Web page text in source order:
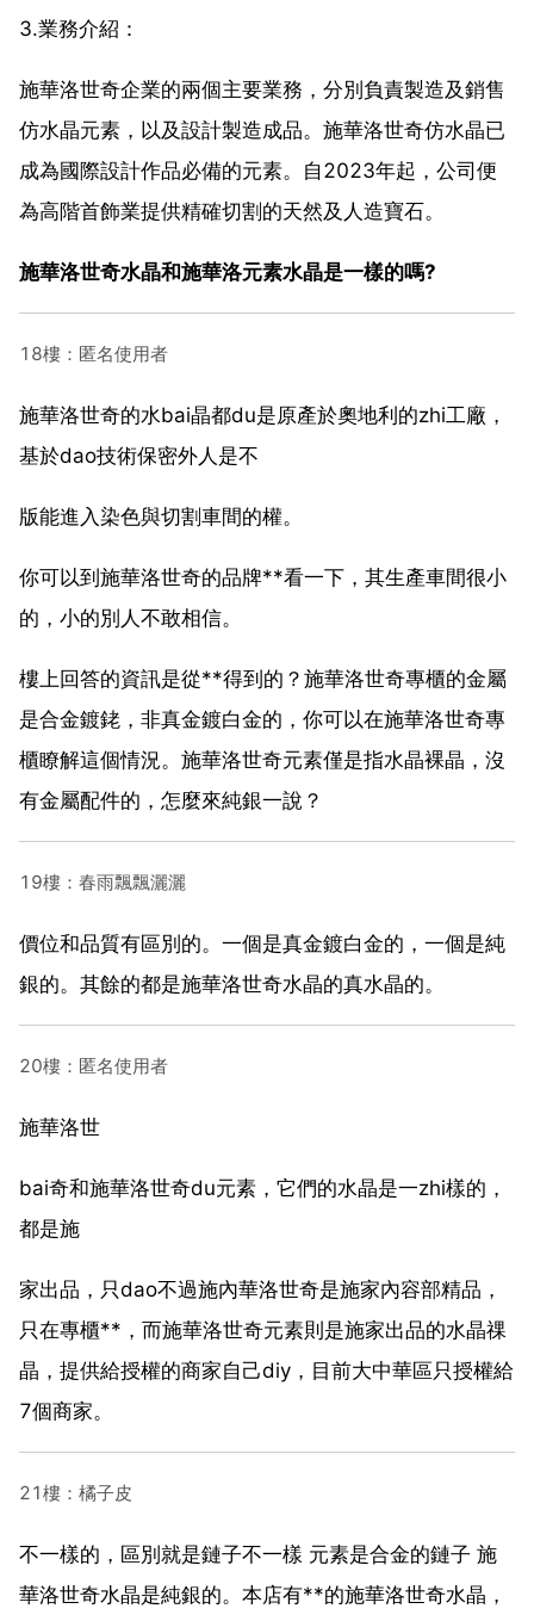
3.業務介紹：
施華洛世奇企業的兩個主要業務，分別負責製造及銷售
仿水晶元素，以及設計製造成品。施華洛世奇仿水晶已
成為國際設計作品必備的元素。自2023年起，公司便
為高階首飾業提供精確切割的天然及人造寶石。
施華洛世奇水晶和施華洛元素水晶是一樣的嗎?
18樓：匿名使用者
施華洛世奇的水bai晶都du是原產於奧地利的zhi工廠，
基於dao技術保密外人是不
版能進入染色與切割車間的權。
你可以到施華洛世奇的品牌**看一下，其生產車間很小
的，小的別人不敢相信。
樓上回答的資訊是從**得到的？施華洛世奇專櫃的金屬
是合金鍍銠，非真金鍍白金的，你可以在施華洛世奇專
櫃瞭解這個情況。施華洛世奇元素僅是指水晶裸晶，沒
有金屬配件的，怎麼來純銀一說？
19樓：春雨飄飄灑灑
價位和品質有區別的。一個是真金鍍白金的，一個是純
銀的。其餘的都是施華洛世奇水晶的真水晶的。
20樓：匿名使用者
施華洛世
bai奇和施華洛世奇du元素，它們的水晶是一zhi樣的，
都是施
家出品，只dao不過施內華洛世奇是施家內容部精品，
只在專櫃**，而施華洛世奇元素則是施家出品的水晶祼
晶，提供給授權的商家自己diy，目前大中華區只授權給
7個商家。
21樓：橘子皮
不一樣的，區別就是鏈子不一樣 元素是合金的鏈子 施
華洛世奇水晶是純銀的。本店有**的施華洛世奇水晶，